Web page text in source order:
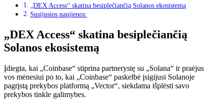
„DEX Access“ skatina besiplečiančią Solanos ekosistemą
Susijusios naujienos:
„DEX Access“ skatina besiplečiančią
Solanos ekosistemą
Įdiegta, kai „Coinbase“ stiprina partnerystę su „Solana“ ir praėjus
vos mėnesiui po to, kai „Coinbase“ paskelbė įsigijusi Solanoje
pagrįstą prekybos platformą „Vector“, siekdama išplėsti savo
prekybos tinkle galimybes.